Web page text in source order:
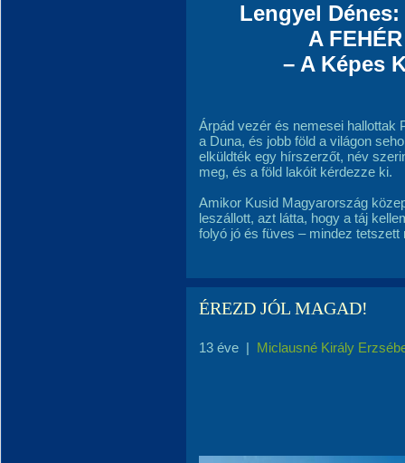
Lengyel
A
– A Képes
Árpád vezér és nemesei hallottak
a Duna, és jobb föld a világon
elküldték egy hírszerzőt, név
meg, és a föld lakóit kérdezze ki.
Amikor Kusid Magyarország
leszállott, azt látta, hogy a táj
folyó jó és füves – mindez tetszett
ÉREZD JÓL MAGAD!
13 éve | Miclausné Király